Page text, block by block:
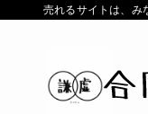
売れるサイトは、み